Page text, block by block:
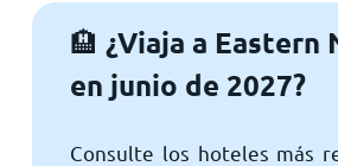
🏨 ¿Viaja a Eastern
en junio de 2027?
Consulte los hoteles más